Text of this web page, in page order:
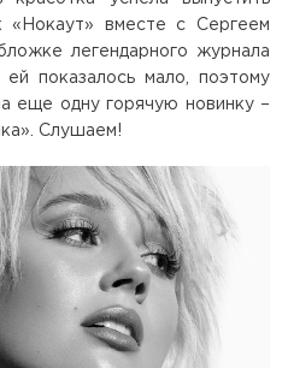
«Нокаут» вместе с Сергеем
легендарного журнала
показалось мало, поэтому
еще одну горячую новинку –
Слушаем!